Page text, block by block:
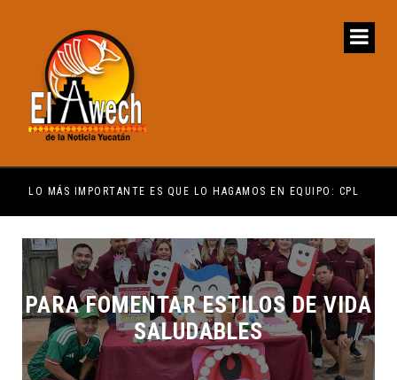
LO MÁS IMPORTANTE ES QUE LO HAGAMOS EN EQUIPO: CPL
PARA FOMENTAR ESTILOS DE VIDA
SALUDABLES